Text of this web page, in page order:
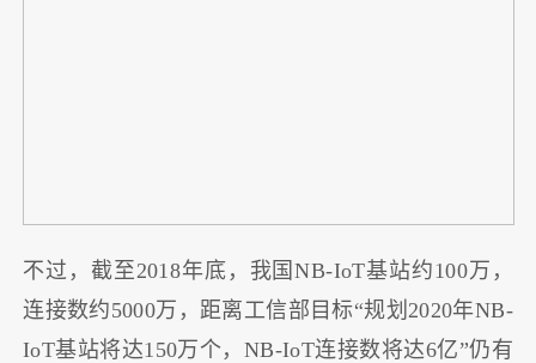
不过，截至2018年底，我国NB-IoT基站约100万，
连接数约5000万，距离工信部目标“规划2020年NB-
IoT基站将达150万个，NB-IoT连接数将达6亿”仍有